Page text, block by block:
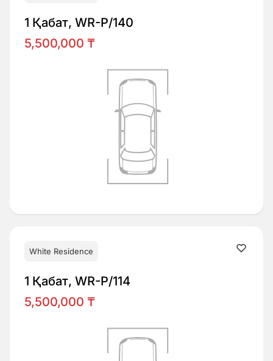
1 Қабат, WR-P/140
5,500,000 ₸
White Residence
1 Қабат, WR-P/114
5,500,000 ₸